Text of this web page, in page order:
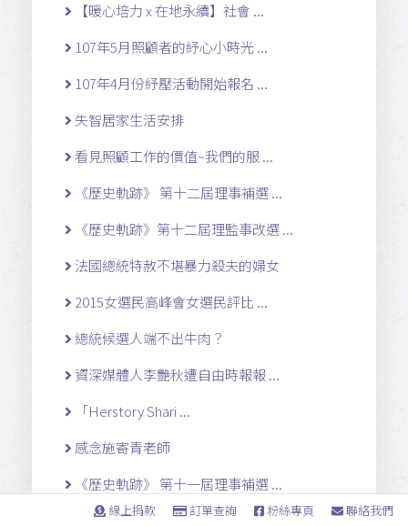
【暖心培力 x 在地永續】社會 ...
107年5月照顧者的紓心小時光 ...
107年4月份紓壓活動開始報名 ...
失智居家生活安排
看見照顧工作的價值~我們的服 ...
《歷史軌跡》 第十二屆理事補選 ...
《歷史軌跡》第十二屆理監事改選 ...
法國總統特赦不堪暴力殺夫的婦女
2015女選民高峰會女選民評比 ...
總統候選人端不出牛肉？
資深媒體人李艷秋遭自由時報報 ...
「Herstory Shari ...
感念施寄青老師
《歷史軌跡》 第十一屆理事補選 ...
聲明稿
線上捐款 訂單查詢 粉絲專頁 聯絡我們